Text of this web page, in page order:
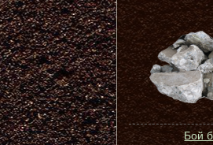
Бой